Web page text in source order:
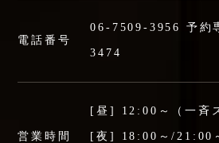
電話番号
06-7509-3956 予
3474
営業時間
[昼] 12:00～（一斉
[夜] 18:00～/21:00